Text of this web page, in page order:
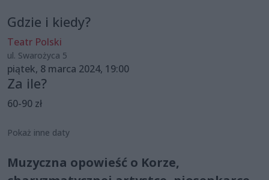
Gdzie i kiedy?
Teatr Polski
ul. Swarożyca 5
piątek, 8 marca 2024, 19:00
Za ile?
60-90 zł
Pokaż inne daty
Muzyczna opowieść o Korze,